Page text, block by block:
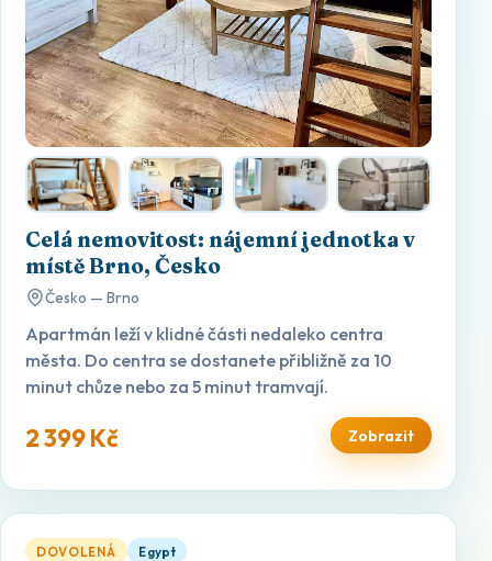
Celá nemovitost: nájemní jednotka v
místě Brno, Česko
Česko — Brno
Apartmán leží v klidné části nedaleko centra
města. Do centra se dostanete přibližně za 10
minut chůze nebo za 5 minut tramvají.
2 399 Kč Zobrazit
Sphinx Aqua Park Beach Resort — otevřít detail
DOVOLENÁ Egypt